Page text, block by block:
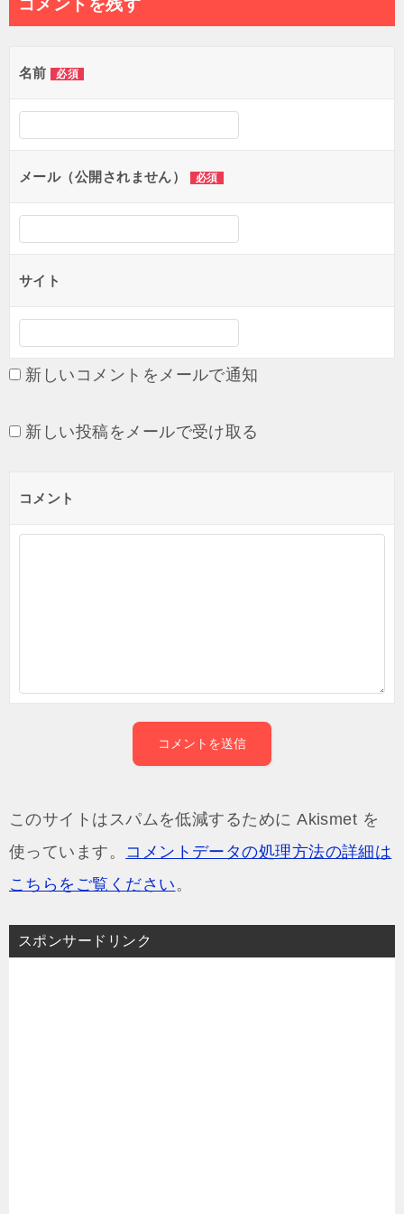
ビ
ゲ
コメントを残す
名前 必須
メール（公開されません） 必須
サイト
新しいコメントをメールで通知
新しい投稿をメールで受け取る
コメント
このサイトはスパムを低減するために Akismet を
使っています。 コメントデータの処理方法の詳細は
こちらをご覧ください 。
スポンサードリンク